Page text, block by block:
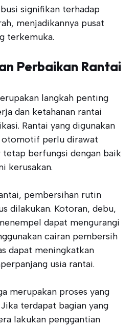
signifikan terhadap
menjadikannya pusat
terkemuka.
Perbaikan Rantai
langkah penting
dan ketahanan rantai
Rantai yang digunakan
otomotif perlu dirawat
tetap berfungsi dengan baik
kerusakan.
pembersihan rutin
dilakukan. Kotoran, debu,
dapat mengurangi
cairan pembersih
dapat meningkatkan
usia rantai.
merupakan proses yang
terdapat bagian yang
lakukan penggantian